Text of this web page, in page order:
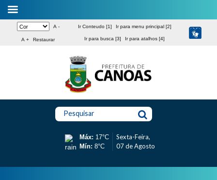
A -
A + Restaurar
Ir Conteudo [1] Ir para menu principal [2]
Ir para busca [3] Ir para atalhos [4]
Pesquisar
Máx: 17°C
Mín: 8°C
Sexta-Feira,
07 de Agosto